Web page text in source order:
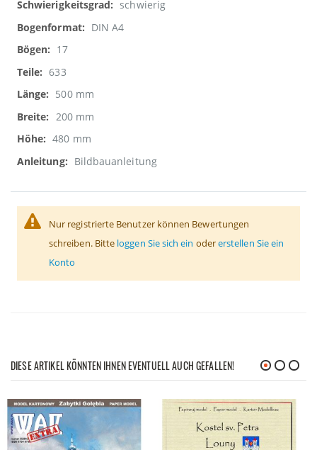
schwierig
DIN A4
17
633
500 mm
200 mm
480 mm
Bildbauanleitung
Nur registrierte Benutzer können Bewertungen
schreiben. Bitte loggen Sie sich ein odererstellen Sie ein
Konto
DIESE ARTIKEL KÖNNTEN IHNEN EVENTUELL AUCH GEFALLEN!